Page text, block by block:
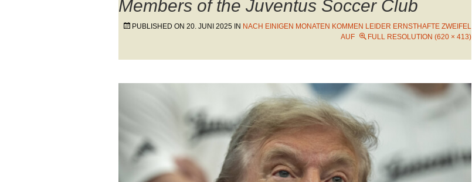
Members of the Juventus Soccer Club
PUBLISHED ON 20. JUNI 2025 IN NACH EINIGEN MONATEN KOMMEN LEIDER ERNSTHAFTE ZWEIFEL
AUF
FULL RESOLUTION (620 × 413)